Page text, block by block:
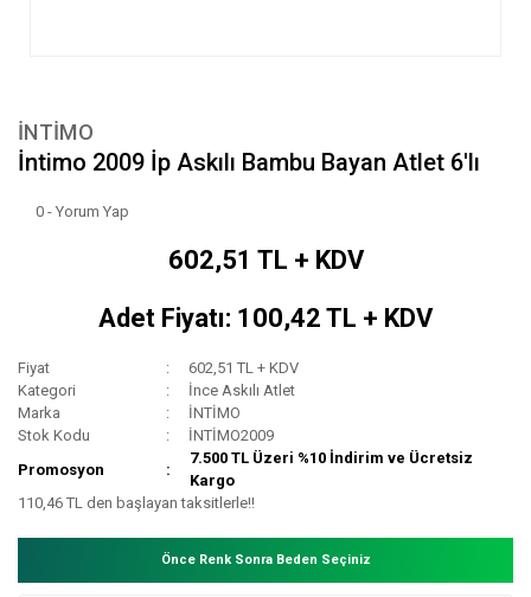
İNTİMO
İntimo 2009 İp Askılı Bambu Bayan Atlet 6'lı
0 - Yorum Yap
602,51 TL + KDV
Adet Fiyatı: 100,42 TL + KDV
Fiyat
602,51 TL + KDV
Kategori
İnce Askılı Atlet
Marka
İNTİMO
Stok Kodu
İNTİMO2009
Promosyon
7.500 TL Üzeri %10 İndirim ve Ücretsiz
Kargo
110,46 TL den başlayan taksitlerle!!
Önce Renk Sonra Beden Seçiniz